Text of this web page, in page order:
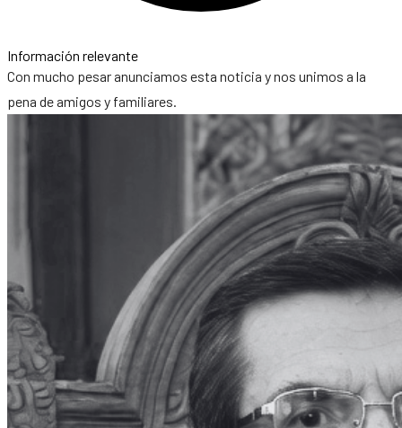
Información relevante
Con mucho pesar anunciamos esta noticia y nos unimos a la
pena de amigos y familiares.